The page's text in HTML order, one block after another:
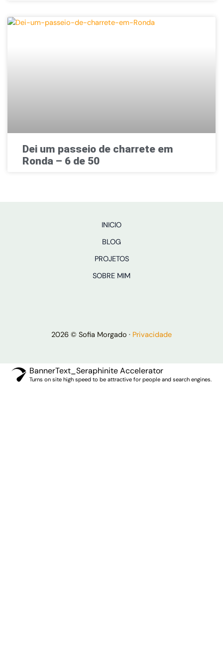
Dei um passeio de charrete em
Ronda – 6 de 50
INICIO
BLOG
PROJETOS
SOBRE MIM
2026 © Sofia Morgado · Privacidade
BannerText_Seraphinite Accelerator
Turns on site high speed to be attractive for people and search engines.